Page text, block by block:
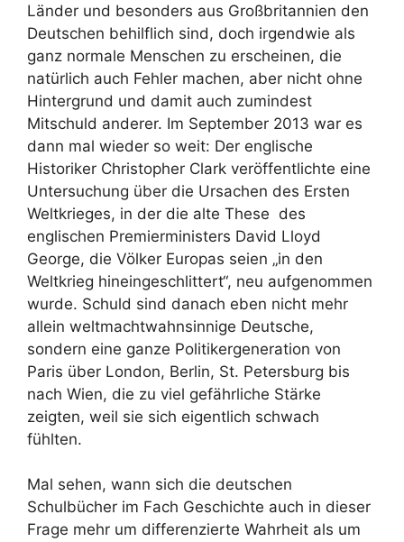
Länder und besonders aus Großbritannien den
Deutschen behilflich sind, doch irgendwie als
ganz normale Menschen zu erscheinen, die
natürlich auch Fehler machen, aber nicht ohne
Hintergrund und damit auch zumindest
Mitschuld anderer. Im September 2013 war es
dann mal wieder so weit: Der englische
Historiker Christopher Clark veröffentlichte eine
Untersuchung über die Ursachen des Ersten
Weltkrieges, in der die alte These des
englischen Premierministers David Lloyd
George, die Völker Europas seien „in den
Weltkrieg hineingeschlittert“, neu aufgenommen
wurde. Schuld sind danach eben nicht mehr
allein weltmachtwahnsinnige Deutsche,
sondern eine ganze Politikergeneration von
Paris über London, Berlin, St. Petersburg bis
nach Wien, die zu viel gefährliche Stärke
zeigten, weil sie sich eigentlich schwach
fühlten.
Mal sehen, wann sich die deutschen
Schulbücher im Fach Geschichte auch in dieser
Frage mehr um differenzierte Wahrheit als um